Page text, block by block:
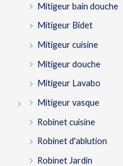
Mitigeur bain douche
Mitigeur Bidet
Mitigeur cuisine
Mitigeur douche
Mitigeur Lavabo
Mitigeur vasque
Robinet cuisine
Robinet d'ablution
Robinet Jardin